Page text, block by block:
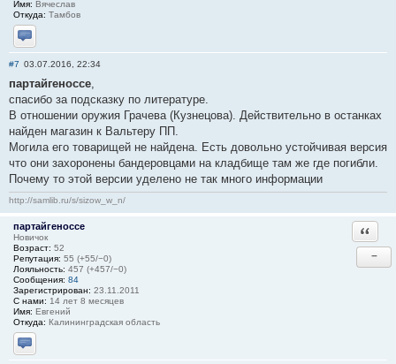
Имя: Вячеслав
Откуда: Тамбов
Отправить личное сообщение
#7 03.07.2016, 22:34
партайгеноссе,
спасибо за подсказку по литературе.
В отношении оружия Грачева (Кузнецова). Действительно в останках
найден магазин к Вальтеру ПП.
Могила его товарищей не найдена. Есть довольно устойчивая версия
что они захоронены бандеровцами на кладбище там же где погибли.
Почему то этой версии уделено не так много информации
http://samlib.ru/s/sizow_w_n/
партайгеноссе
Новичок
Возраст: 52
Репутация: 55 (+55/−0)
Лояльность: 457 (+457/−0)
Сообщения: 84
Зарегистрирован: 23.11.2011
С нами: 14 лет 8 месяцев
Имя: Евгений
Откуда: Калининградская область
Отправить личное сообщение
−